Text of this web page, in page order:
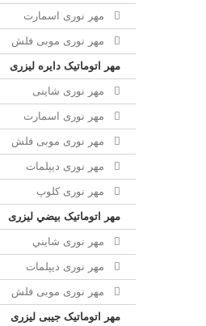
مهر نوری اسمارت
مهر نوری موبی فلش
مهر اتوماتیک دايره لیزری
مهر نوری شاینی
مهر نوری اسمارت
مهر نوری موبی فلش
مهر نوری دیپلمات
مهر نوری کلوپ
مهر اتوماتیک بيضي لیزری
مهر نوری شايني
مهر نوری دیپلمات
مهر نوری موبی فلش
مهر اتوماتیک جیبی لیزری